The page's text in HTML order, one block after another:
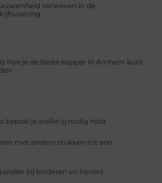
verweven in de
hoe je de beste kapper in Arnhem kunt
bepaal je welke jij nodig hebt
met andere stukken tot een
bij kinderen en tieners